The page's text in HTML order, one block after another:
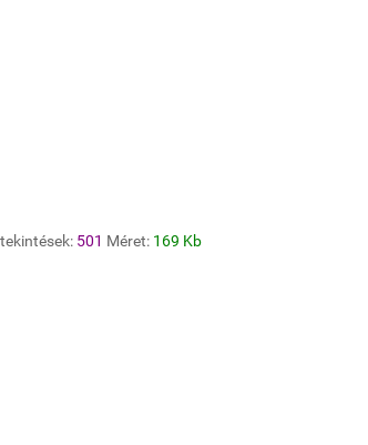
501 Méret: 169 Kb